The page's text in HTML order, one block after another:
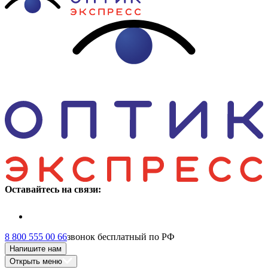
Оставайтесь на связи:
8 800 555 00 66звонок бесплатный по РФ
Напишите нам
Открыть меню